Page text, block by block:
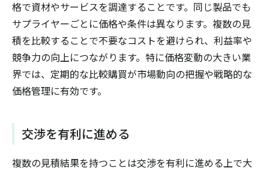
格で資材やサービスを調達することです。同じ製品でも
サプライヤーごとに価格や条件は異なります。複数の見
積を比較することで不要なコストを避けられ、利益率や
競争力の向上につながります。特に価格変動の大きい業
界では、定期的な比較購買が市場動向の把握や戦略的な
価格管理に有効です。
交渉を有利に進める
複数の見積結果を持つことは交渉を有利に進める上で大